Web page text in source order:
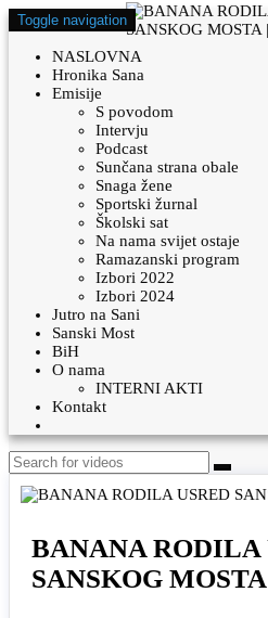
Toggle navigation
NASLOVNA
Hronika Sana
Emisije
S povodom
Intervju
Podcast
Sunčana strana obale
Snaga žene
Sportski žurnal
Školski sat
Na nama svijet ostaje
Ramazanski program
Izbori 2022
Izbori 2024
Jutro na Sani
Sanski Most
BiH
O nama
INTERNI AKTI
Kontakt
BANANA RODILA
SANSKOG MOSTA